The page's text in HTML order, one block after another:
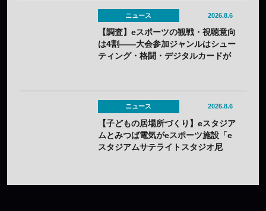
ニュース 2026.8.6
【調査】eスポーツの観戦・視聴意向
は4割——大会参加ジャンルはシュー
ティング・格闘・デジタルカードが
ニュース 2026.8.6
【子どもの居場所づくり】eスタジア
ムとみつば電気がeスポーツ施設「e
スタジアムサテライトスタジオ尼